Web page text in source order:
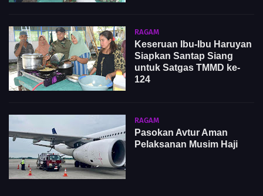
RAGAM
Keseruan Ibu-Ibu Haruyan
Siapkan Santap Siang
untuk Satgas TMMD ke-
124
RAGAM
Pasokan Avtur Aman
Pelaksanan Musim Haji